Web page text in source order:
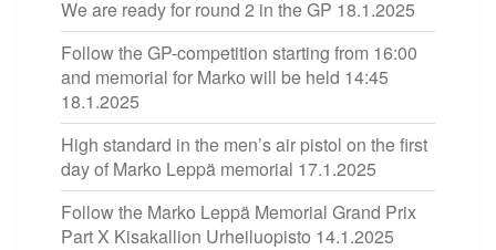
We are ready for round 2 in the GP 18.1.2025
Follow the GP-competition starting from 16:00
and memorial for Marko will be held 14:45
18.1.2025
High standard in the men’s air pistol on the first
day of Marko Leppä memorial 17.1.2025
Follow the Marko Leppä Memorial Grand Prix
Part X Kisakallion Urheiluopisto 14.1.2025